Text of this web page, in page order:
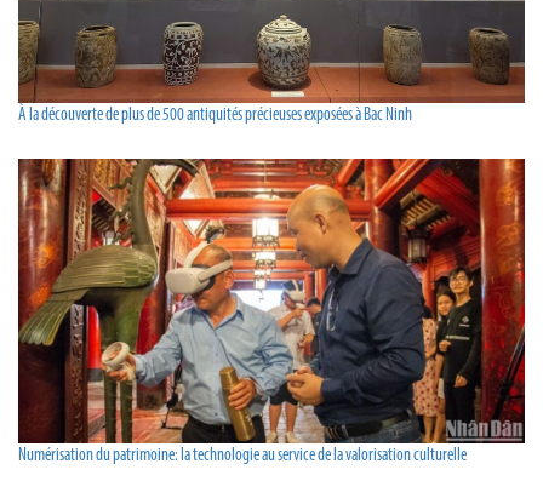
À la découverte de plus de 500 antiquités précieuses exposées à Bac Ninh
Numérisation du patrimoine: la technologie au service de la valorisation culturelle